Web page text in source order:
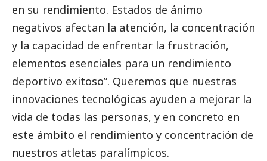
en su rendimiento. Estados de ánimo
negativos afectan la atención, la concentración
y la capacidad de enfrentar la frustración,
elementos esenciales para un rendimiento
deportivo exitoso”. Queremos que nuestras
innovaciones tecnológicas ayuden a mejorar la
vida de todas las personas, y en concreto en
este ámbito el rendimiento y concentración de
nuestros atletas paralímpicos.